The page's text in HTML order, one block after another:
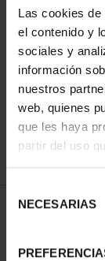
Las cookies
el contenido y
sociales y
información
nuestros
web, quienes
que les haya
partir del uso
NECESARIAS
ORDENAR POR:
1 Productos